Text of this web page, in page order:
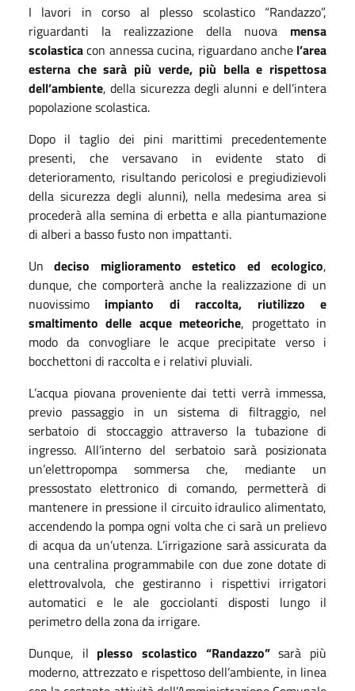
I lavori in corso al plesso scolastico “Randazzo”,
riguardanti la realizzazione della nuova mensa
scolasticacon annessa cucina, riguardano anche l’area
esterna che sarà più verde, più bella e rispettosa
dell’ambiente, della sicurezza degli alunni e dell’intera
popolazione scolastica.
Dopo il taglio dei pini marittimi precedentemente
presenti, che versavano in evidente stato di
deterioramento, risultando pericolosi e pregiudizievoli
della sicurezza degli alunni), nella medesima area si
procederà alla semina di erbetta e alla piantumazione
di alberi a basso fusto non impattanti.
Undeciso miglioramento estetico ed ecologico,
dunque, che comporterà anche la realizzazione di un
nuovissimo impianto diraccolta, riutilizzo e
smaltimento delle acque meteoriche, progettato in
modo da convogliare le acque precipitate verso i
bocchettoni di raccolta e i relativi pluviali.
L’acqua piovana proveniente dai tetti verrà immessa,
previo passaggio in un sistema di filtraggio, nel
serbatoio di stoccaggio attraverso la tubazione di
ingresso. All’interno del serbatoio sarà posizionata
un’elettropompa sommersa che, mediante un
pressostato elettronico di comando, permetterà di
mantenere in pressione il circuito idraulico alimentato,
accendendo la pompa ogni volta che ci sarà un prelievo
di acqua da un’utenza. L’irrigazione sarà assicurata da
una centralina programmabile con due zone dotate di
elettrovalvola, che gestiranno i rispettivi irrigatori
automatici e le ale gocciolanti disposti lungo il
perimetro della zona da irrigare.
Dunque, il plesso scolastico “Randazzo”sarà più
moderno, attrezzato e rispettoso dell’ambiente, in linea